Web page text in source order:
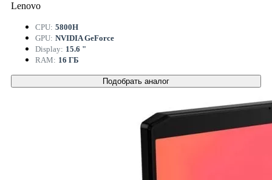
Lenovo
CPU: 5800H
GPU: NVIDIA GeForce
Display: 15.6 "
RAM: 16 ГБ
Подобрать аналог